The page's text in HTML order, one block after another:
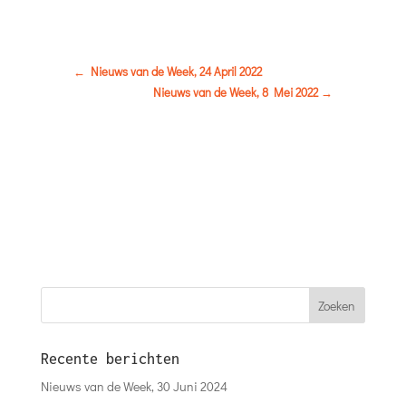
← Nieuws van de Week, 24 April 2022
Nieuws van de Week, 8 Mei 2022→
Recente berichten
Nieuws van de Week, 30 Juni 2024